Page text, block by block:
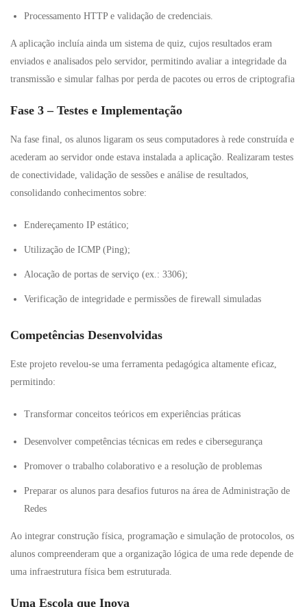
Processamento HTTP e validação de credenciais.
A aplicação incluía ainda um sistema de quiz, cujos resultados eram
enviados e analisados pelo servidor, permitindo avaliar a integridade da
transmissão e simular falhas por perda de pacotes ou erros de criptografia
Fase 3 – Testes e Implementação
Na fase final, os alunos ligaram os seus computadores à rede construída e
acederam ao servidor onde estava instalada a aplicação. Realizaram testes
de conectividade, validação de sessões e análise de resultados,
consolidando conhecimentos sobre:
Endereçamento IP estático;
Utilização de ICMP (Ping);
Alocação de portas de serviço (ex.: 3306);
Verificação de integridade e permissões de firewall simuladas
Competências Desenvolvidas
Este projeto revelou-se uma ferramenta pedagógica altamente eficaz,
permitindo:
Transformar conceitos teóricos em experiências práticas
Desenvolver competências técnicas em redes e cibersegurança
Promover o trabalho colaborativo e a resolução de problemas
Preparar os alunos para desafios futuros na área de Administração de
Redes
Ao integrar construção física, programação e simulação de protocolos, os
alunos compreenderam que a organização lógica de uma rede depende de
uma infraestrutura física bem estruturada.
Uma Escola que Inova